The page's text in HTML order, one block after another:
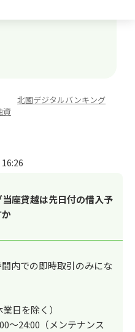
北國デジタルバンキング
資
座貸越は先日付の借入予
内での即時取引のみにな
日を除く）
～24:00（メンテナンス